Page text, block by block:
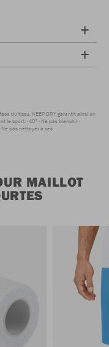
du tissu. KEEP DRY garantit ainsi un
le sport. 40° Ne pas blanchir
Ne pas nettoyer à sec
MAILLOT